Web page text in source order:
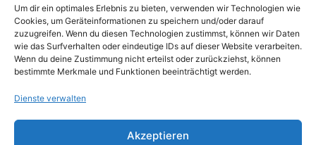
Um dir ein optimales Erlebnis zu bieten, verwenden wir Technologien wie
Cookies, um Geräteinformationen zu speichern und/oder darauf
zuzugreifen. Wenn du diesen Technologien zustimmst, können wir Daten
wie das Surfverhalten oder eindeutige IDs auf dieser Website verarbeiten.
Wenn du deine Zustimmung nicht erteilst oder zurückziehst, können
bestimmte Merkmale und Funktionen beeinträchtigt werden.
Dienste verwalten
Akzeptieren
Matthias-
Beltz-
Platz
oder
Haltestelle
Nibelungenplatz/FH